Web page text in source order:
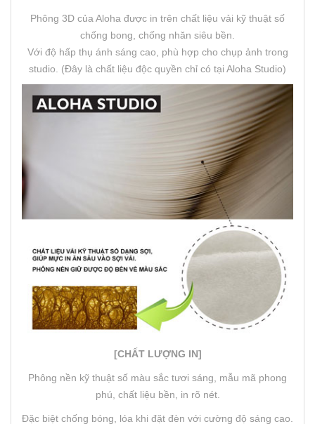
Phông 3D của Aloha được in trên chất liệu vải kỹ thuật số
chống bong, chống nhăn siêu bền.
Với độ hấp thụ ánh sáng cao, phù hợp cho chụp ảnh trong
studio. (Đây là chất liệu độc quyền chỉ có tại Aloha Studio)
[CHẤT LƯỢNG IN]
Phông nền kỹ thuật số màu sắc tươi sáng, mẫu mã phong
phú, chất liệu bền, in rõ nét.
Đặc biệt chống bóng, lóa khi đặt đèn với cường độ sáng cao.